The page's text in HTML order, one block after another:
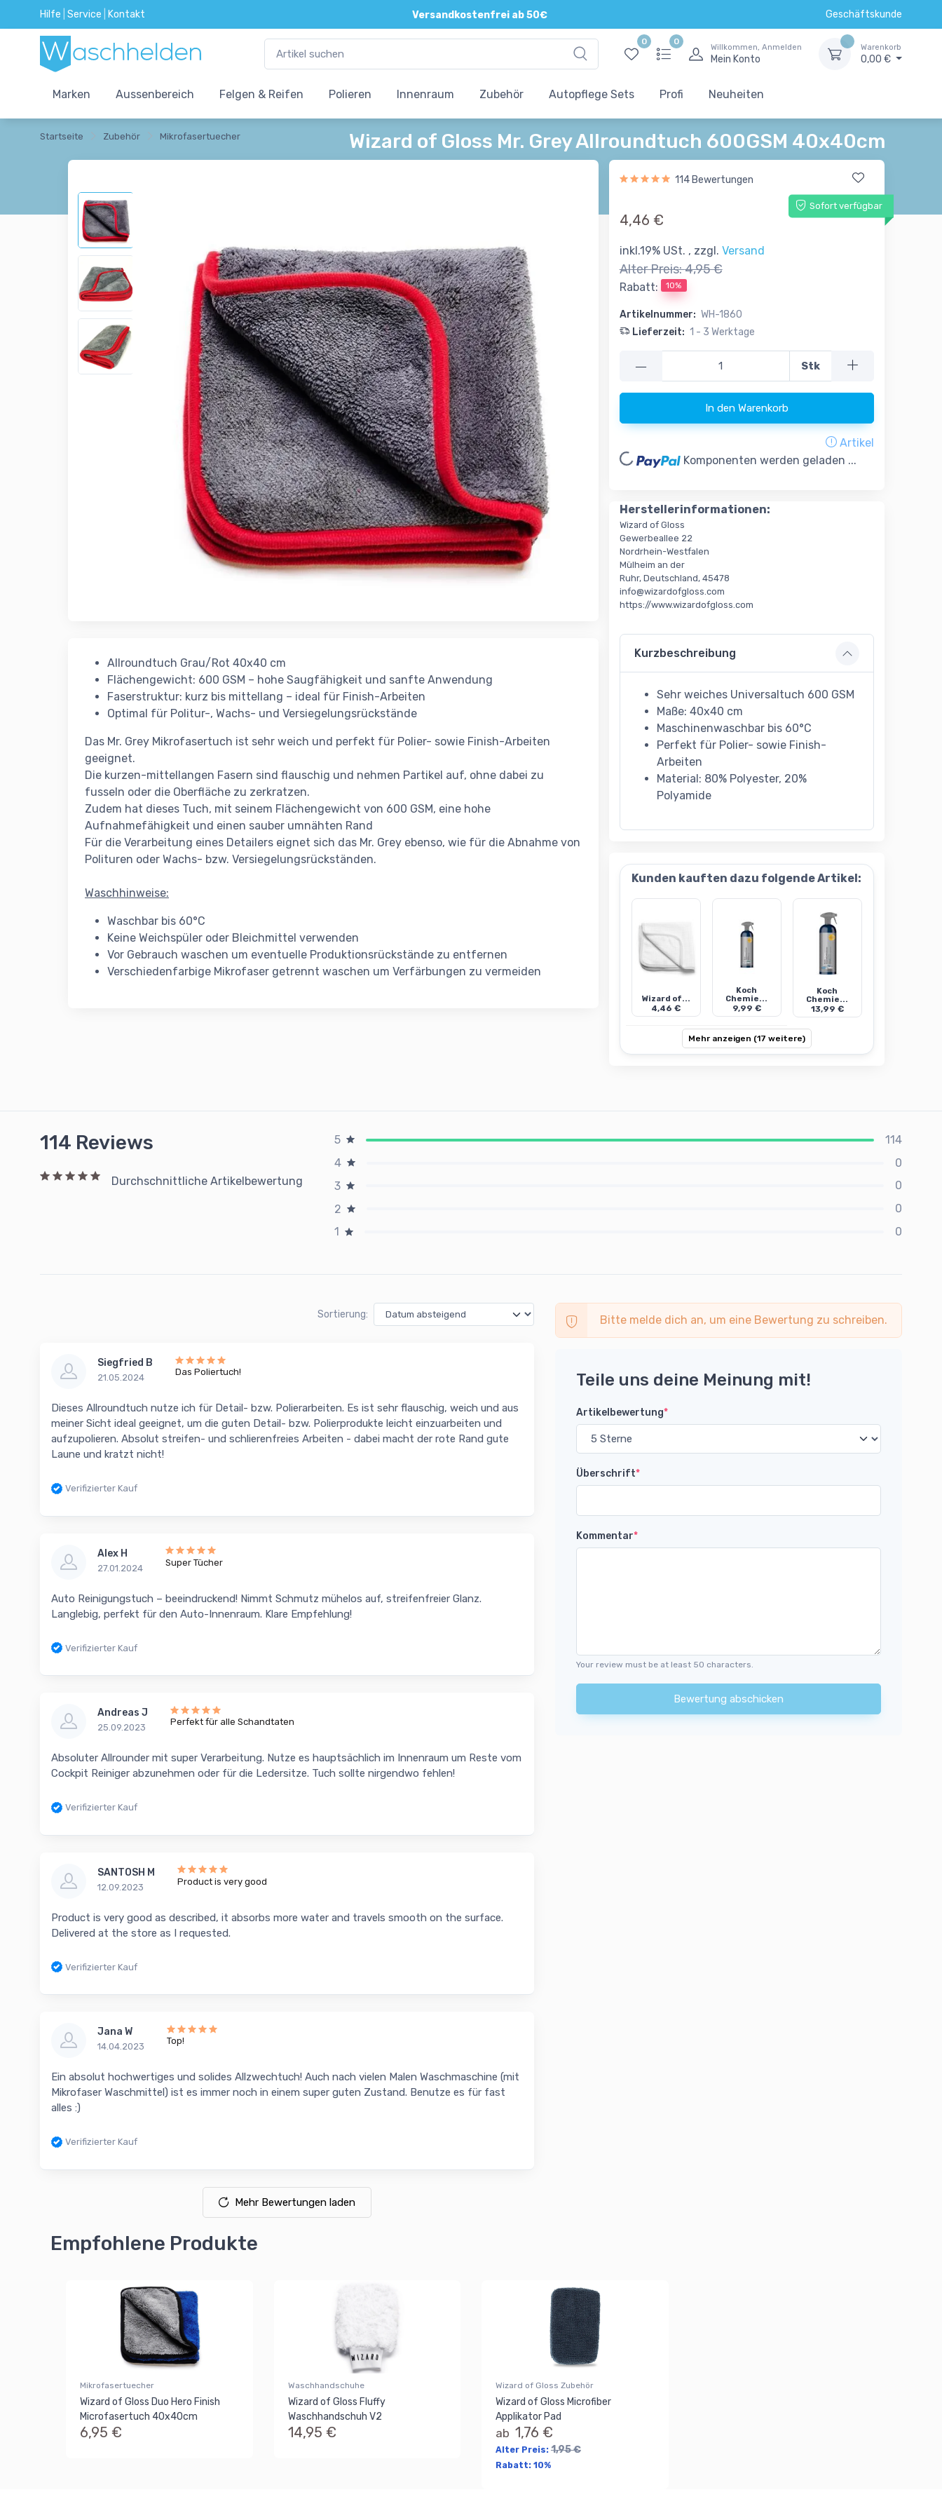
Hilfe Service Kontakt Versandkostenfrei ab 50€
Direkte und persönliche Beratung Geschäftskunde
0 0
Willkommen, Anmelden
Mein Konto
Warenkorb
0,00 €
Marken Aussenbereich Felgen & Reifen Polieren Innenraum Zubehör Autopflege Sets Profi Neuheiten
Startseite Zubehör Mikrofasertuecher Wizard of Gloss Mr. Grey Allroundtuch 600GSM 40x40cm
Allroundtuch Grau/Rot 40x40 cm
Flächengewicht: 600 GSM – hohe Saugfähigkeit und sanfte Anwendung
Faserstruktur: kurz bis mittellang – ideal für Finish-Arbeiten
Optimal für Politur-, Wachs- und Versiegelungsrückstände
Das Mr. Grey Mikrofasertuch ist sehr weich und perfekt für Polier- sowie Finish-Arbeiten
geeignet.
Die kurzen-mittellangen Fasern sind flauschig und nehmen Partikel auf, ohne dabei zu
fusseln oder die Oberfläche zu zerkratzen.
Zudem hat dieses Tuch, mit seinem Flächengewicht von 600 GSM, eine hohe
Aufnahmefähigkeit und einen sauber umnähten Rand
Für die Verarbeitung eines Detailers eignet sich das Mr. Grey ebenso, wie für die Abnahme von
Polituren oder Wachs- bzw. Versiegelungsrückständen.
Waschhinweise:
Waschbar bis 60°C
Keine Weichspüler oder Bleichmittel verwenden
Vor Gebrauch waschen um eventuelle Produktionsrückstände zu entfernen
Verschiedenfarbige Mikrofaser getrennt waschen um Verfärbungen zu vermeiden
114 Bewertungen
Sofort verfügbar
4,46 €
inkl.19% USt. , zzgl. Versand
Alter Preis:4,95 €
Rabatt: 10%
Artikelnummer: WH-1860
Lieferzeit: 1 - 3 Werktage
— Stk
In den Warenkorb
Artikel
Loading... Komponenten werden geladen ...
Herstellerinformationen:
Wizard of Gloss
Gewerbeallee 22
Nordrhein-Westfalen
Mülheim an der
Ruhr, Deutschland, 45478
info@wizardofgloss.com
https://www.wizardofgloss.com
Kurzbeschreibung
Sehr weiches Universaltuch 600 GSM
Maße: 40x40 cm
Maschinenwaschbar bis 60°C
Perfekt für Polier- sowie Finish-
Arbeiten
Material: 80% Polyester, 20%
Polyamide
Kunden kauften dazu folgende Artikel:
Wizard of...
4,46 €
Koch
Chemie...
9,99 €
Koch
Chemie...
13,99 €
Mehr anzeigen (17 weitere)
114 Reviews
Durchschnittliche Artikelbewertung
5
114
4
0
3
0
2
0
1
0
Sortierung:
Siegfried B
21.05.2024
Das Poliertuch!
Dieses Allroundtuch nutze ich für Detail- bzw. Polierarbeiten. Es ist sehr flauschig, weich und aus
meiner Sicht ideal geeignet, um die guten Detail- bzw. Polierprodukte leicht einzuarbeiten und
aufzupolieren. Absolut streifen- und schlierenfreies Arbeiten - dabei macht der rote Rand gute
Laune und kratzt nicht!
Verifizierter Kauf
Alex H
27.01.2024
Super Tücher
Auto Reinigungstuch – beeindruckend! Nimmt Schmutz mühelos auf, streifenfreier Glanz.
Langlebig, perfekt für den Auto-Innenraum. Klare Empfehlung!
Verifizierter Kauf
Andreas J
25.09.2023
Perfekt für alle Schandtaten
Absoluter Allrounder mit super Verarbeitung. Nutze es hauptsächlich im Innenraum um Reste vom
Cockpit Reiniger abzunehmen oder für die Ledersitze. Tuch sollte nirgendwo fehlen!
Verifizierter Kauf
SANTOSH M
12.09.2023
Product is very good
Product is very good as described, it absorbs more water and travels smooth on the surface.
Delivered at the store as I requested.
Verifizierter Kauf
Jana W
14.04.2023
Top!
Ein absolut hochwertiges und solides Allzwechtuch! Auch nach vielen Malen Waschmaschine (mit
Mikrofaser Waschmittel) ist es immer noch in einem super guten Zustand. Benutze es für fast
alles :)
Verifizierter Kauf
Mehr Bewertungen laden
Bitte melde dich an, um eine Bewertung zu schreiben.
Teile uns deine Meinung mit!
Artikelbewertung*
Überschrift*
Kommentar*
Your review must be at least 50 characters.
Bewertung abschicken
Empfohlene Produkte
Mikrofasertuecher
Wizard of Gloss Duo Hero Finish
Microfasertuch 40x40cm
6,95 €
Waschhandschuhe
Wizard of Gloss Fluffy
Waschhandschuh V2
14,95 €
Wizard of Gloss Zubehör
Wizard of Gloss Microfiber
Applikator Pad
ab 1,76 €
Alter Preis: 1,95 €
Rabatt: 10%